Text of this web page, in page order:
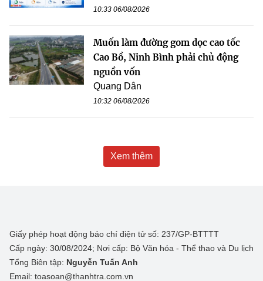
10:33 06/08/2026
Muốn làm đường gom dọc cao tốc
Cao Bồ, Ninh Bình phải chủ động
nguồn vốn
Quang Dân
10:32 06/08/2026
Xem thêm
Giấy phép hoạt động báo chí điện tử số: 237/GP-BTTTT
Cấp ngày: 30/08/2024; Nơi cấp: Bộ Văn hóa - Thể thao và Du lịch
Tổng Biên tập: Nguyễn Tuấn Anh
Email: toasoan@thanhtra.com.vn